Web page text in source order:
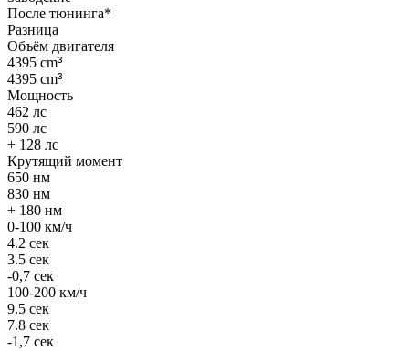
После тюнинга*
Разница
Объём двигателя
4395 cm³
4395 cm³
Мощность
462 лс
590 лс
+ 128 лс
Крутящий момент
650 нм
830 нм
+ 180 нм
0-100 км/ч
4.2 сек
3.5 сек
-0,7 сек
100-200 км/ч
9.5 сек
7.8 сек
-1,7 сек